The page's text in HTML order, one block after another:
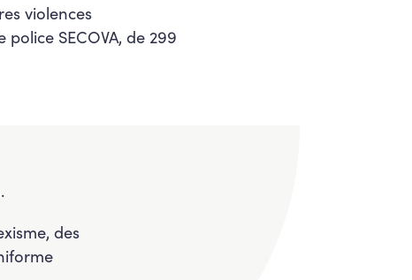
violences
SECOVA, de 299
des